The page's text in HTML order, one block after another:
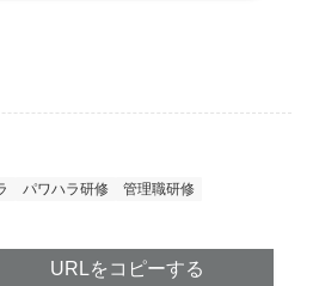
パワハラ研修 管理職研修
URLをコピーする